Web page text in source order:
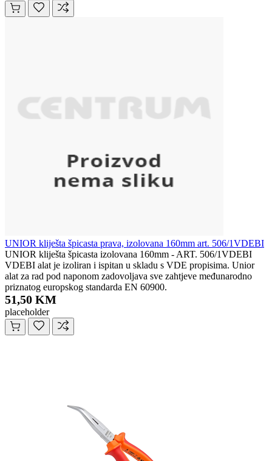
UNIOR kliješta špicasta prava, izolovana 160mm art. 506/1VDEBI
UNIOR kliješta špicasta izolovana 160mm - ART. 506/1VDEBI
VDEBI alat je izoliran i ispitan u skladu s VDE propisima. Unior
alat za rad pod naponom zadovoljava sve zahtjeve međunarodno
priznatog europskog standarda EN 60900.
51,50 KM
placeholder